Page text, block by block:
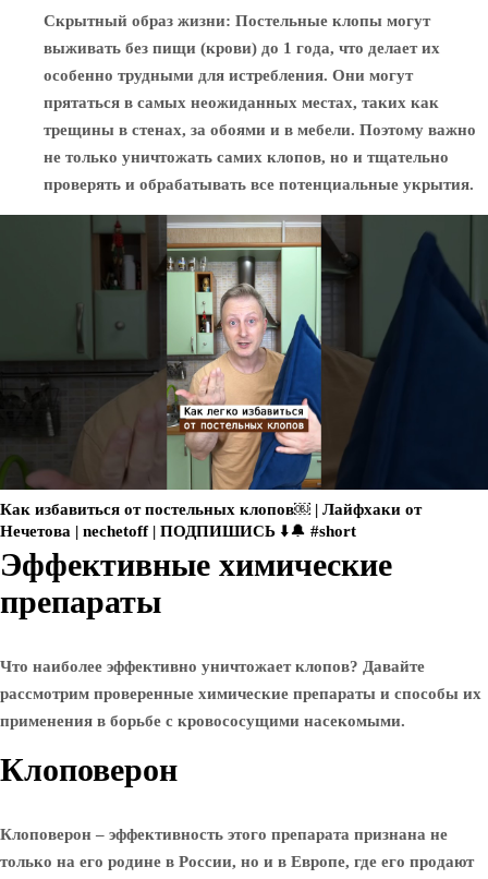
Скрытный образ жизни: Постельные клопы могут
выживать без пищи (крови) до 1 года, что делает их
особенно трудными для истребления. Они могут
прятаться в самых неожиданных местах, таких как
трещины в стенах, за обоями и в мебели. Поэтому важно
не только уничтожать самих клопов, но и тщательно
проверять и обрабатывать все потенциальные укрытия.
Как избавиться от постельных клопов￼ | Лайфхаки от
Нечетова | nechetoff | ПОДПИШИСЬ ⬇️🔔 #short
Эффективные химические
препараты
Что наиболее эффективно уничтожает клопов? Давайте
рассмотрим проверенные химические препараты и способы их
применения в борьбе с кровососущими насекомыми.
Клоповерон
Клоповерон – эффективность этого препарата признана не
только на его родине в России, но и в Европе, где его продают